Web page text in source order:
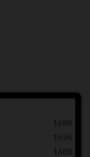
1688
1696
1688